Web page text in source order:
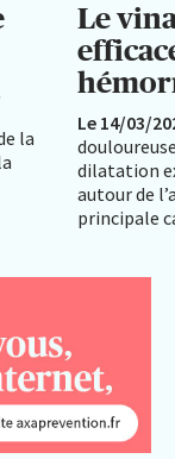
la
Le
Le 14/03/
dilatation
autour de
principale